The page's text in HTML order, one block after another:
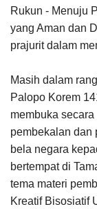
Rukun - Menuju
yang Aman dan
prajurit dalam
Masih dalam
Palopo Korem
membuka
pembekalan dan
bela negara
bertempat di
tema materi
Kreatif Bisosiatif